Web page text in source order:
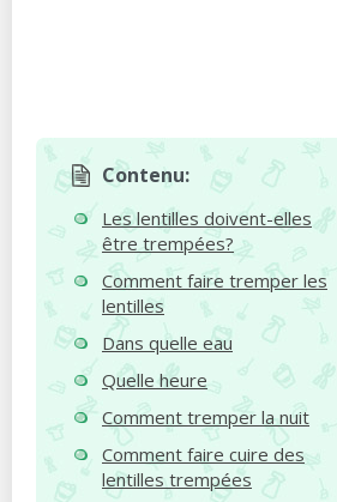
Contenu:
Les lentilles doivent-elles
être trempées?
Comment faire tremper les
lentilles
Dans quelle eau
Quelle heure
Comment tremper la nuit
Comment faire cuire des
lentilles trempées